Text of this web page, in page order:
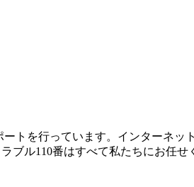
トを行っています。インターネッ
ブル110番はすべて私たちにお任せ